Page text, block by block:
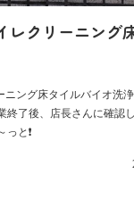
レクリーニング
ニング床タイルバイオ洗
終了後、店長さんに確認
と❗